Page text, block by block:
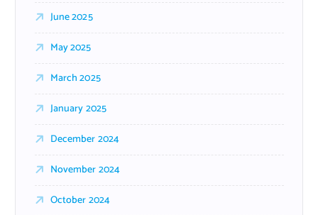
June 2025
May 2025
March 2025
January 2025
December 2024
November 2024
October 2024